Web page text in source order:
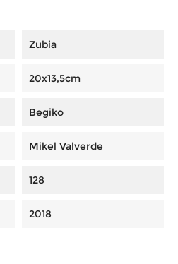
Zubia
20x13,5cm
Begiko
Mikel Valverde
128
2018